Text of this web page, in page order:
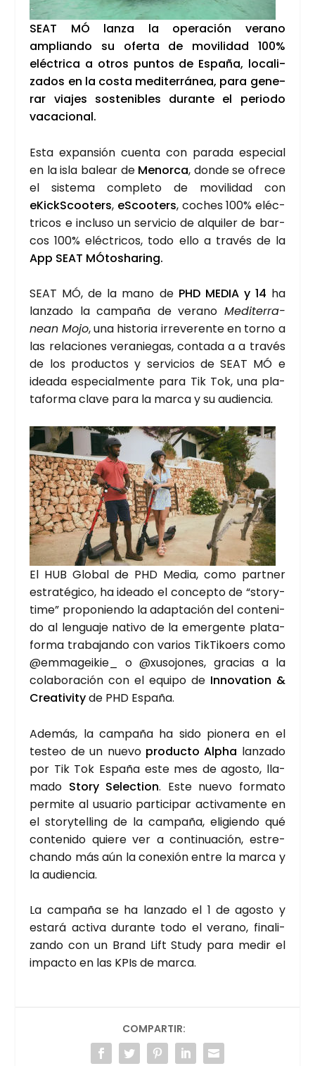
SEAT MÓ lan­za la ope­ra­ción verano
amplian­do su ofer­ta de movi­li­dad 100%
eléc­tri­ca a otros pun­tos de Espa­ña, loca­li­
za­dos en la cos­ta medi­te­rrá­nea, para gene­
rar via­jes sos­te­ni­bles duran­te el perio­do
vaca­cio­nal.
Esta expan­sión cuen­ta con para­da espe­cial
en la isla balear de Menor­ca, don­de se ofre­ce
el sis­te­ma com­ple­to de movi­li­dad con
eKickS­coo­ters, eScoo­ters, coches 100% eléc­
tri­cos e inclu­so un ser­vi­cio de alqui­ler de bar­
cos 100% eléc­tri­cos, todo ello a tra­vés de la
App SEAT MÓtosha­ring.
SEAT MÓ, de la mano de PHD MEDIA y 14 ha
lan­za­do la cam­pa­ña de verano Medi­te­rra­
nean Mojo, una his­to­ria irre­ve­ren­te en torno a
las rela­cio­nes vera­nie­gas, con­ta­da a a tra­vés
de los pro­duc­tos y ser­vi­cios de SEAT MÓ e
idea­da espe­cial­men­te para Tik Tok, una pla­
ta­for­ma cla­ve para la mar­ca y su audien­cia.
El HUB Glo­bal de PHD Media, como part­ner
estra­té­gi­co, ha idea­do el con­cep­to de “story­
ti­me” pro­po­nien­do la adap­ta­ción del con­te­ni­
do al len­gua­je nati­vo de la emer­gen­te pla­ta­
for­ma tra­ba­jan­do con varios Tik­Ti­koers como
@emmageikie_ o @xusojones, gra­cias a la
cola­bo­ra­ción con el equi­po deInno­va­tion &
Crea­ti­vityde PHD Espa­ña.
Ade­más, la cam­pa­ña ha sido pio­ne­ra en el
tes­teo de un nue­vo pro­duc­to Alpha lan­za­do
por Tik Tok Espa­ña este mes de agos­to, lla­
ma­do Story Selec­tion. Este nue­vo for­ma­to
per­mi­te al usua­rio par­ti­ci­par acti­va­men­te en
el story­te­lling de la cam­pa­ña, eli­gien­do qué
con­te­ni­do quie­re ver a con­ti­nua­ción, estre­
chan­do más aún la cone­xión entre la mar­ca y
la audien­cia.
La cam­pa­ña se ha lan­za­do el 1 de agos­to y
esta­rá acti­va duran­te todo el verano, fina­li­
zan­do con un Brand Lift Study para medir el
impac­to en las KPIs de mar­ca.
COMPARTIR: